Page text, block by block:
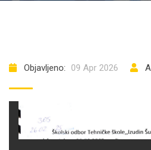
Objavljeno: 09 Apr 2026